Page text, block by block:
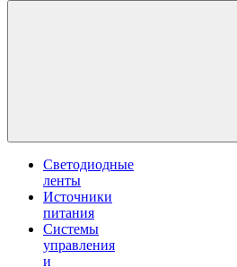
Светодиодные
ленты
Источники
питания
Системы
управления
и